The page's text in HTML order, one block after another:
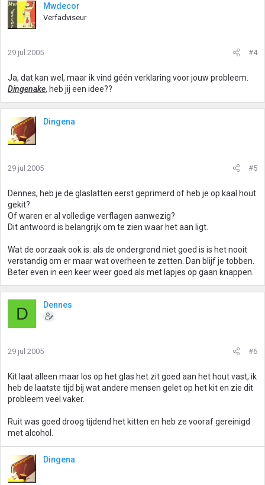
Mwdecor
Verfadviseur
29 jul 2005 #4
Ja, dat kan wel, maar ik vind géén verklaring voor jouw probleem.
Dingenake, heb jij een idee??
Dingena
29 jul 2005 #5
Dennes, heb je de glaslatten eerst geprimerd of heb je op kaal hout
gekit?
Of waren er al volledige verflagen aanwezig?
Dit antwoord is belangrijk om te zien waar het aan ligt.
Wat de oorzaak ook is: als de ondergrond niet goed is is het nooit
verstandig om er maar wat overheen te zetten. Dan blijf je tobben.
Beter even in een keer weer goed als met lapjes op gaan knappen.
D Dennes
29 jul 2005 #6
Kit laat alleen maar los op het glas het zit goed aan het hout vast, ik
heb de laatste tijd bij wat andere mensen gelet op het kit en zie dit
probleem veel vaker.
Ruit was goed droog tijdend het kitten en heb ze vooraf gereinigd
met alcohol.
Dingena